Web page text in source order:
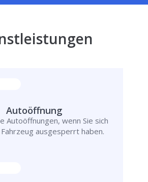
Autoöffnung
Autoöffnungen, wenn Sie sich
ausgesperrt haben.